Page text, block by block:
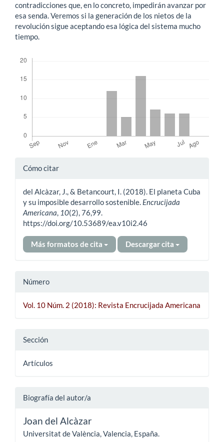
contradicciones que, en lo concreto, impedirán avanzar por
esa senda. Veremos si la generación de los nietos de la
revolución sigue aceptando esa lógica del sistema mucho
tiempo.
Detalles
artículo
Cómo citar
del Alcàzar, J., & Betancourt, I. (2018). El planeta Cuba
y su imposible desarrollo sostenible. Encrucijada
Americana, 10(2), 76,99.
https://doi.org/10.53689/ea.v10i2.46
Más formatos de cita Descargar cita
Número
Vol. 10 Núm. 2 (2018): Revista Encrucijada Americana
Sección
Artículos
Biografía del autor/a
Joan del Alcàzar
Universitat de València, Valencia, España.